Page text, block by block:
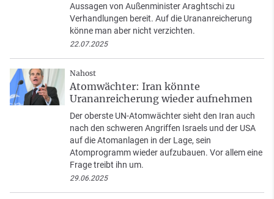
Aussagen von Außenminister Araghtschi zu
Verhandlungen bereit. Auf die Urananreicherung
könne man aber nicht verzichten.
22.07.2025
Nahost
Atomwächter: Iran könnte
Urananreicherung wieder aufnehmen
Der oberste UN-Atomwächter sieht den Iran auch
nach den schweren Angriffen Israels und der USA
auf die Atomanlagen in der Lage, sein
Atomprogramm wieder aufzubauen. Vor allem eine
Frage treibt ihn um.
29.06.2025